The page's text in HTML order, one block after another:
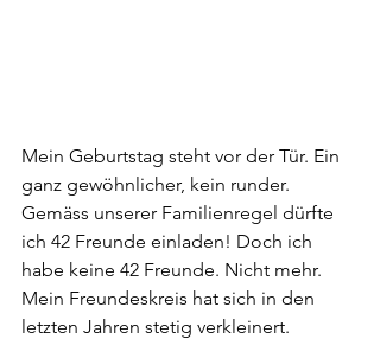
Mein Geburtstag steht vor der Tür. Ein
ganz gewöhnlicher, kein runder.
Gemäss unserer Familienregel dürfte
ich 42 Freunde einladen! Doch ich
habe keine 42 Freunde. Nicht mehr.
Mein Freundeskreis hat sich in den
letzten Jahren stetig verkleinert.